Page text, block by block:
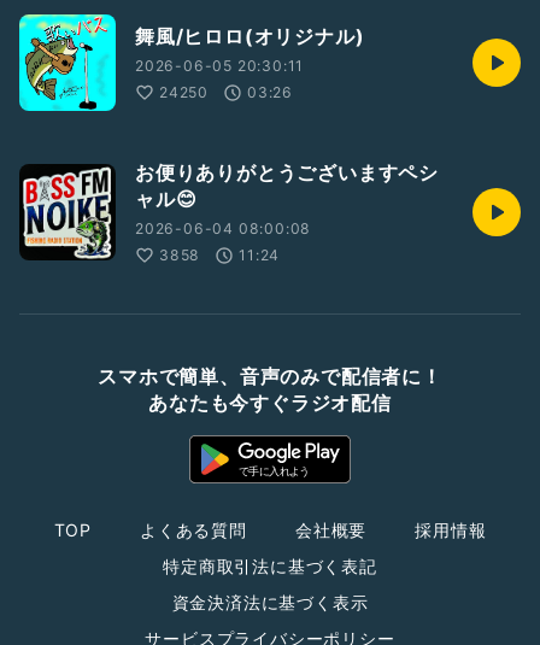
舞風/ヒロロ(オリジナル)
2026-06-05 20:30:11
24250
03:26
お便りありがとうございますペシ
ャル😊
2026-06-04 08:00:08
3858
11:24
スマホで簡単、音声のみで配信者に！
あなたも今すぐラジオ配信
TOP よくある質問 会社概要
採用情報
特定商取引法に基づく表記
資金決済法に基づく表示
サービスプライバシーポリシー